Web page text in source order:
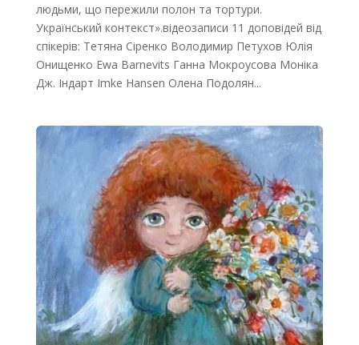
людьми, що пережили полон та тортури.
Український контекст».відеозаписи 11 доповідей від
спікерів: Тетяна Сіренко Володимир Петухов Юлія
Онищенко Ewa Barnevits Ганна Мокроусова Моніка
Дж. Індарт Imke Hansen Олена Подолян...